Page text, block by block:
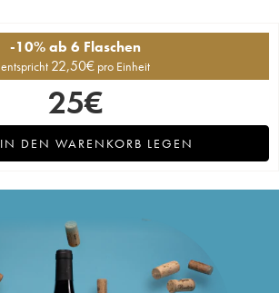
-10% ab 6 Flaschen
entspricht 22,50€ pro Einheit
25€
IN DEN WARENKORB LEGEN